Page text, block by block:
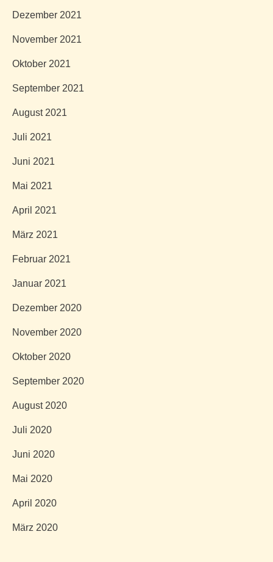
Dezember 2021
November 2021
Oktober 2021
September 2021
August 2021
Juli 2021
Juni 2021
Mai 2021
April 2021
März 2021
Februar 2021
Januar 2021
Dezember 2020
November 2020
Oktober 2020
September 2020
August 2020
Juli 2020
Juni 2020
Mai 2020
April 2020
März 2020